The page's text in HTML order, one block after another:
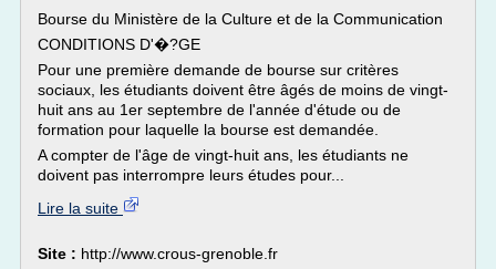
Bourse du Ministère de la Culture et de la Communication
CONDITIONS D'�?GE
Pour une première demande de bourse sur critères
sociaux, les étudiants doivent être âgés de moins de vingt-
huit ans au 1er septembre de l'année d'étude ou de
formation pour laquelle la bourse est demandée.
A compter de l'âge de vingt-huit ans, les étudiants ne
doivent pas interrompre leurs études pour...
Lire la suite
Site : http://www.crous-grenoble.fr